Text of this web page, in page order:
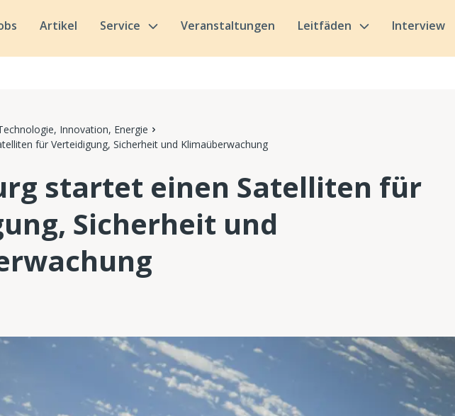
Artikel Service Veranstaltungen Leitfäden Interview
Innovation, Energie
für Verteidigung, Sicherheit und Klimaüberwachung
startet einen Satelliten für
Sicherheit und